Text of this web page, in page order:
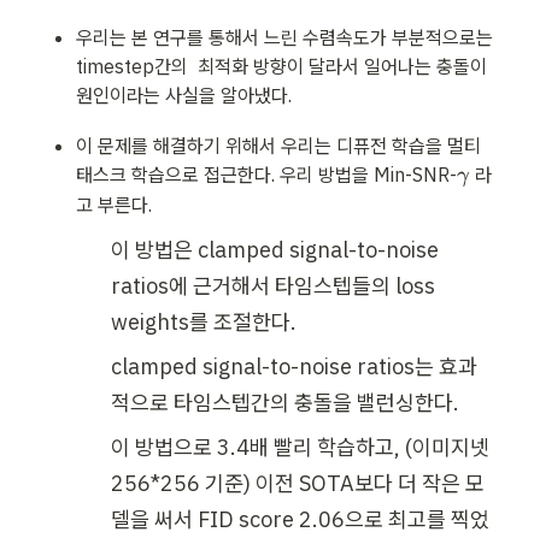
우리는 본 연구를 통해서 느린 수렴속도가 부분적으로는
timestep간의  최적화 방향이 달라서 일어나는 충돌이
원인이라는 사실을 알아냈다.
이 문제를 해결하기 위해서 우리는 디퓨전 학습을 멀티
태스크 학습으로 접근한다. 우리 방법을 Min-SNR-\
γ 라
고 부른다.
이 방법은 clamped signal-to-noise
ratios에 근거해서 타임스텝들의 loss
weights를 조절한다.
clamped signal-to-noise ratios는 효과
적으로 타임스텝간의 충돌을 밸런싱한다.
이 방법으로 3.4배 빨리 학습하고, (이미지넷
256*256 기준) 이전 SOTA보다 더 작은 모
델을 써서 FID score 2.06으로 최고를 찍었